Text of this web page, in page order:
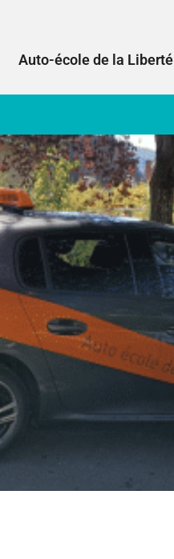
Auto-école de la Liberté